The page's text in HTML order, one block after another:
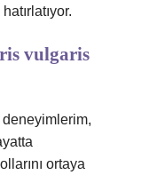
vulgaris
ortaya